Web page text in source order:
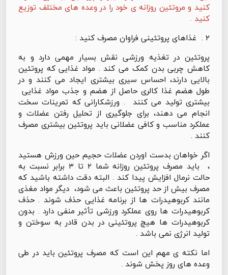
کنید و مروتئین روزانه ی خود را در وعده های مختلف توزیع
کنید .
۲ . غذاهای پروتئینی فراوان مصرف کنید :
پروتئین در تغذیه ورزشی نقش بسیار مهمی دارد و به
کاهش چربی بدن کمک می کند . مواد غذایی که پروتئین
بالایی دارند، احساس سیری بیشتری ایجاد می کنند و در
طول هضم غذا کالری حاصل از هضم و جذب مواد غذایی
بیشتری تولید می کنند . ورزشکارانی که تمرینات سخت
انجام می دهند، برای جلوگیری از تحلیل رفتن عضلات و
عملکرد مناسب و کافی عضلانی باید پروتئین بیشتری مصرف
کنند .
اگر خواهان بدست اوردن عضلات حجیم حین ورزش هستید
، باید مصرف پروتئین روزانه شما ۲ تا ۳ برابر نسبت به
حالت نرمال افزایش پیدا کند . البته دقت داشته باشید که
مصرف بیش از حد پروتئین باعث می شود، دیگر مواد مغذی
مانند کربوهیدرات ها از برنامه غذایی حذف شوند . حذف
کربوهیدرات ها روی عملکرد ورزشی تأثیر منفی دارد . بدون
کربوهیدرات ها هیچ پروتئینی در بدن قادر به سوختن و
تولید انرژی نمی باشد .
اما نکته ی مهم این است که مصرف پروتئین باید در طی
وعده های روز پخش شوند .